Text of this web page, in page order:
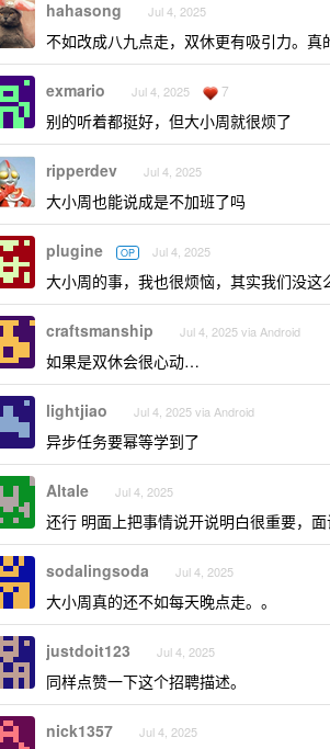
hahasong Jul 4, 2025
不如改成八九点走，双休更有吸引力。真
exmario Jul 4, 2025 7
别的听着都挺好，但大小周就很烦了
ripperdev Jul 4, 2025
大小周也能说成是不加班了吗
plugine OP Jul 4, 2025
大小周的事，我也很烦恼，其实我们没这
craftsmanship Jul 4, 2025 via Android
如果是双休会很心动…
lightjiao Jul 4, 2025 via Android
异步任务要幂等学到了
Altale Jul 4, 2025
还行 明面上把事情说开说明白很重要，
sodalingsoda Jul 4, 2025
大小周真的还不如每天晚点走。。
justdoit123 Jul 4, 2025
同样点赞一下这个招聘描述。
nick1357 Jul 4, 2025